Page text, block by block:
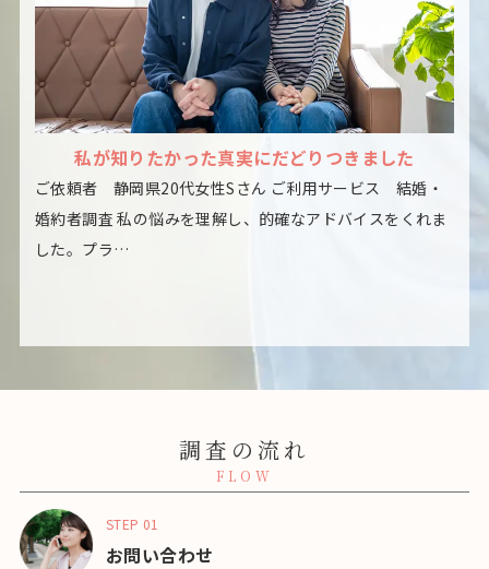
私が知りたかった真実にだどりつきました
ご依頼者 静岡県20代女性Sさん ご利用サービス 結婚・
婚約者調査 私の悩みを理解し、的確なアドバイスをくれま
した。プラ…
調査の流れ
FLOW
STEP 01
お問い合わせ